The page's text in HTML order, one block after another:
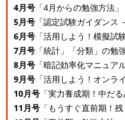
4月号 「4月からの勉強方法」
5月号 「認定試験ガイダンス
6月号 「活用しよう！模擬試験
7月号 「統計」「分類」の勉
8月号 「暗記効率化マニュアル
9月号 「活用しよう！オンラ
10月号 「実力養成期！中だる
11月号 「もうすぐ直前期！